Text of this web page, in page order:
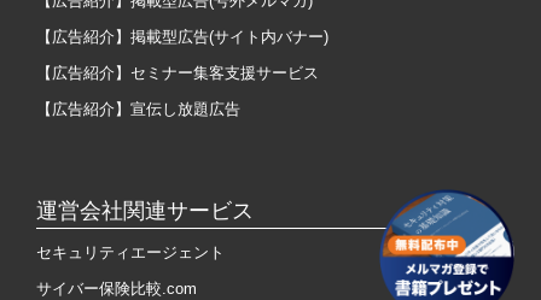
【広告紹介】掲載型広告(サイト内バナー)
【広告紹介】セミナー集客支援サービス
【広告紹介】宣伝し放題広告
運営会社関連サービス
セキュリティエージェント
サイバー保険比較.com